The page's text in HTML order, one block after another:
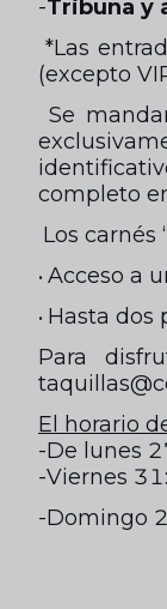
-Tribuna y
*Las
(excepto
Se
completo
Los carnés
• Acceso a
• Hasta dos
Para
El horario
-De lunes
-Viernes
-Domingo